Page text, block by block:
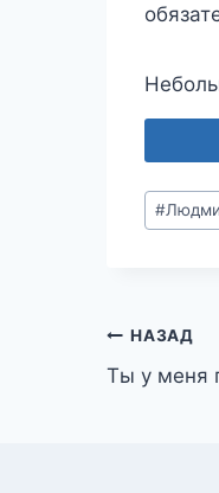
Метки
записи:
#
по
НАЗАД
Ты у меня